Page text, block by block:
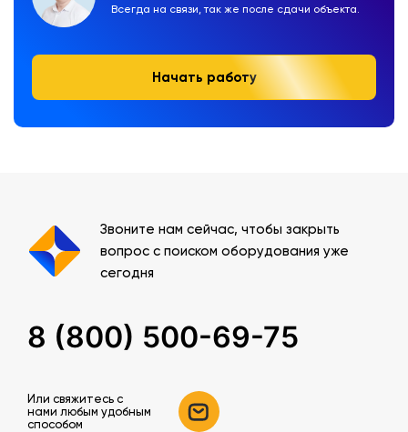
Всегда на связи, так же после сдачи объекта.
Начать работу
Звоните нам сейчас, чтобы закрыть
вопрос с поиском оборудования уже
сегодня
8 (800) 500-69-75
Или свяжитесь c
нами любым удобным
способом